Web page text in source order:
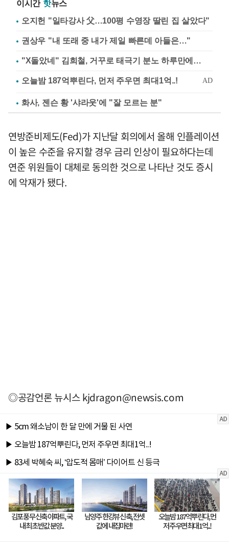
이시간 핫뉴스
오지헌 "일타강사 父…100평 수영장 딸린 집 살았다"
권상우 "내 또래 중 내가 제일 빠른데 아들은…"
"X돌았네" 김희철, 거꾸로 태극기 분노 하루만에…
화사, 젠슨 황 '샤라웃'에 "잘 모르는 분"
연방준비제도(Fed)가 지난달 회의에서 올해 인플레이션
이 높은 수준을 유지할 경우 금리 인상이 필요하다는데
연준 위원들이 대체로 동의한 것으로 나타난 것도 증시
에 악재가 됐다.
◎공감언론 뉴시스kjdragon@newsis.com